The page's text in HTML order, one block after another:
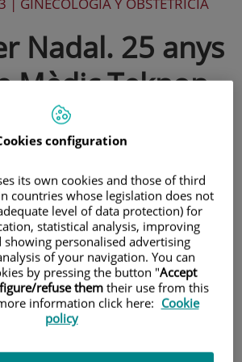
Nadal. 25 anys
Mèdic Teknon
Nadal, ginecòleg i
de Miomes amb motiu
en Centre Mèdic
ginecòleg, obstetra, i director de
de Miomes
configuration
its own cookies and those of third
countries whose legislation does not
level of data protection) for
statistical analysis, improving
showing personalised advertising
of your navigation. You can
by pressing the button "Accept
refuse themtheir use from this
information click here: Cookie
policy